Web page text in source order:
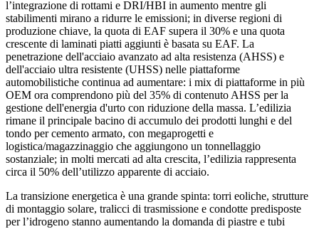
l’integrazione di rottami e DRI/HBI in aumento mentre gli
stabilimenti mirano a ridurre le emissioni; in diverse regioni di
produzione chiave, la quota di EAF supera il 30% e una quota
crescente di laminati piatti aggiunti è basata su EAF. La
penetrazione dell'acciaio avanzato ad alta resistenza (AHSS) e
dell'acciaio ultra resistente (UHSS) nelle piattaforme
automobilistiche continua ad aumentare: i mix di piattaforme in più
OEM ora comprendono più del 35% di contenuto AHSS per la
gestione dell'energia d'urto con riduzione della massa. L’edilizia
rimane il principale bacino di accumulo dei prodotti lunghi e del
tondo per cemento armato, con megaprogetti e
logistica/magazzinaggio che aggiungono un tonnellaggio
sostanziale; in molti mercati ad alta crescita, l’edilizia rappresenta
circa il 50% dell’utilizzo apparente di acciaio.
La transizione energetica è una grande spinta: torri eoliche, strutture
di montaggio solare, tralicci di trasmissione e condotte predisposte
per l’idrogeno stanno aumentando la domanda di piastre e tubi